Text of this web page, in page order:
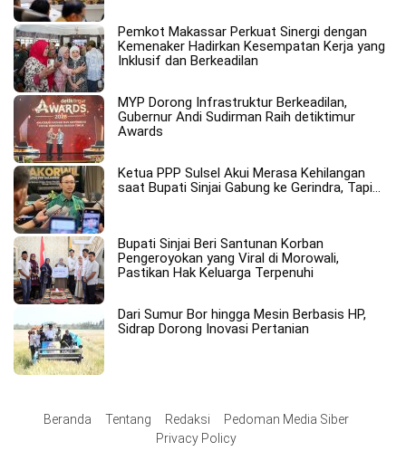
Pemkot Makassar Perkuat Sinergi dengan
Kemenaker Hadirkan Kesempatan Kerja yang
Inklusif dan Berkeadilan
MYP Dorong Infrastruktur Berkeadilan,
Gubernur Andi Sudirman Raih detiktimur
Awards
Ketua PPP Sulsel Akui Merasa Kehilangan
saat Bupati Sinjai Gabung ke Gerindra, Tapi…
Bupati Sinjai Beri Santunan Korban
Pengeroyokan yang Viral di Morowali,
Pastikan Hak Keluarga Terpenuhi
Dari Sumur Bor hingga Mesin Berbasis HP,
Sidrap Dorong Inovasi Pertanian
Beranda Tentang Redaksi
Pedoman Media Siber
Privacy Policy